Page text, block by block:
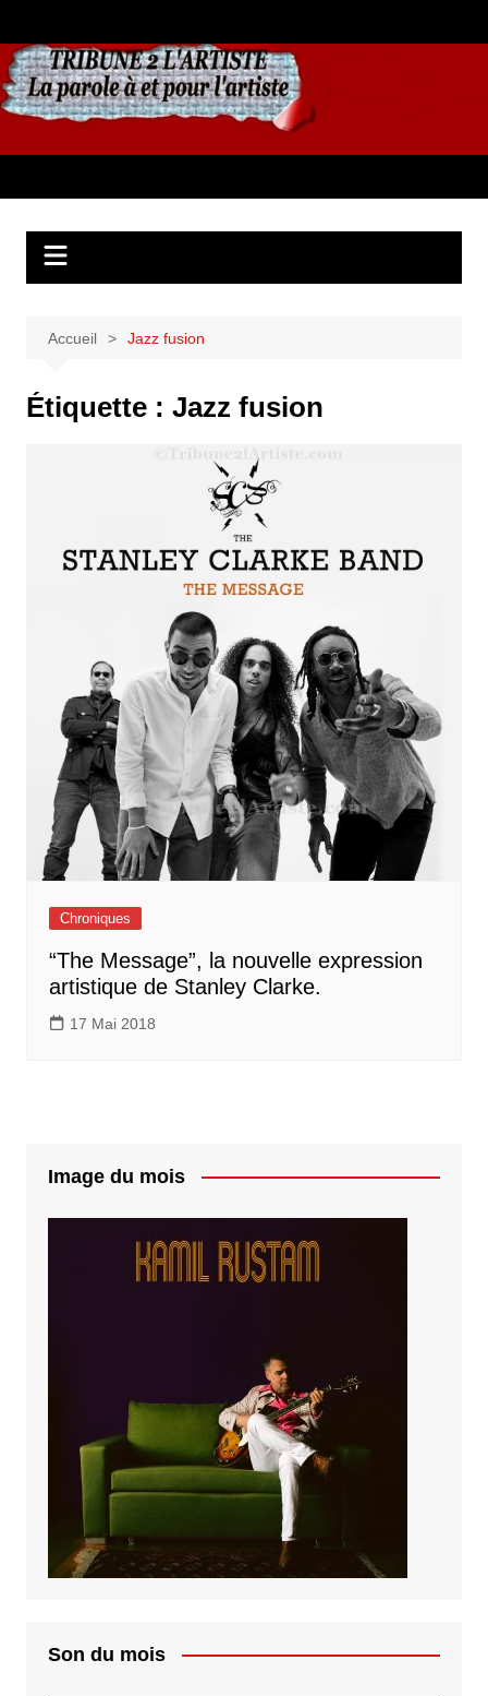
au
contenu
Accueil Jazz fusion
Étiquette : Jazz fusion
Chroniques
“The Message”, la nouvelle expression
artistique de Stanley Clarke.
17 Mai 2018
Image du mois
Son du mois